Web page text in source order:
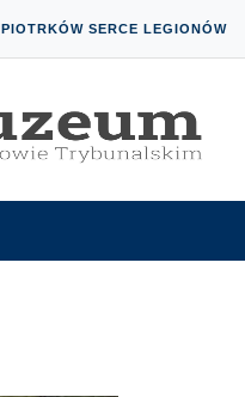
PIOTRKÓW SERCE LEGIONÓW